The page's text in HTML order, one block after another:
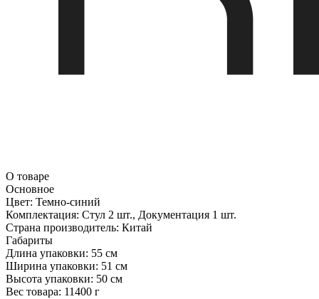
О товаре
Основное
Цвет: Темно-синий
Комплектация: Стул 2 шт., Документация 1 шт.
Страна производитель: Китай
Габариты
Длина упаковки: 55 см
Ширина упаковки: 51 см
Высота упаковки: 50 см
Вес товара: 11400 г